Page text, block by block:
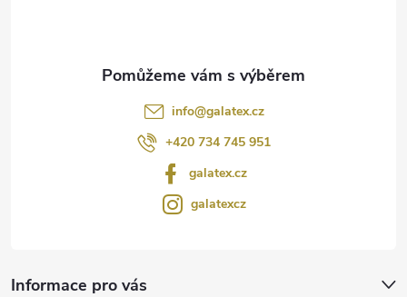
info@galatex.cz
+420 734 745 951
galatex.cz
galatexcz
Informace pro vás